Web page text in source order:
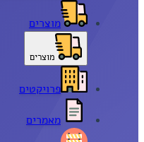
מוצרים
מוצרים
פרויקטים
מאמרים